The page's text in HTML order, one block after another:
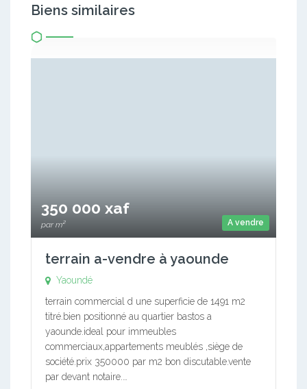
Biens similaires
A vendre
350 000 xaf
par m²
terrain a-vendre à yaounde
Yaoundé
terrain commercial d une superficie de 1491 m2
titré.bien positionné au quartier bastos a
yaounde.ideal pour immeubles
commerciaux,appartements meublés ,siège de
société.prix 350000 par m2 bon discutable.vente
par devant notaire.…